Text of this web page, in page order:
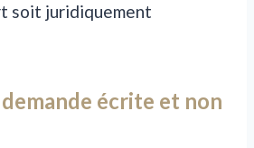
soit juridiquement
écrite et non